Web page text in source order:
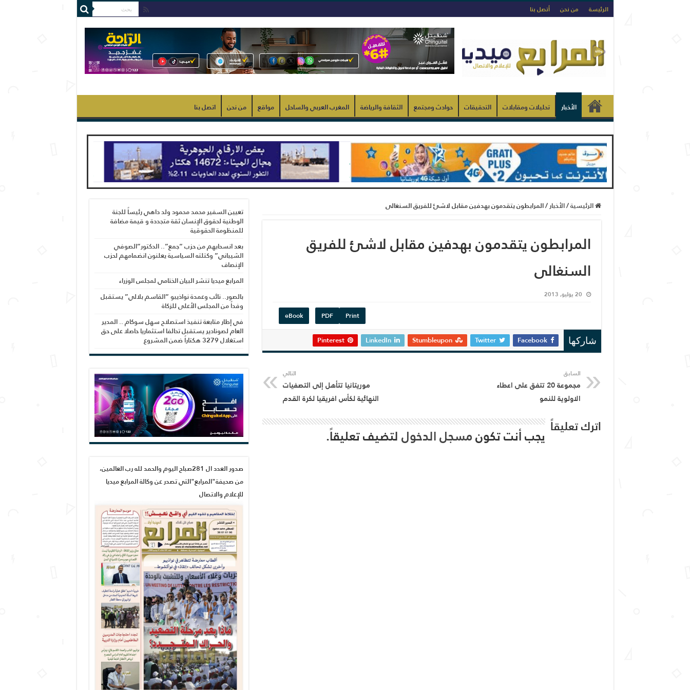
الرئيسة من نحن أتصل بنا
الأخبار تحليلات ومقابلات التحقيقات حوادث ومجتمع الثقافة والرياضة المغرب العربي والساحل مواقع من نحن اتصل بنا
الرئيسية/الأخبار/المرابطون يتقدمون بهدفين مقابل لاشئ للفريق السنغالى
المرابطون يتقدمون بهدفين مقابل لاشئ للفريق
السنغالى
20 يوليو, 2013
Print
PDF
eBook
شاركها Facebook
Twitter
Stumbleupon
LinkedIn
Pinterest
السابق
مجموعة 20 تتفق على اعطاء
الاولوية للنمو
التالي
موريتانيا تتأهل إلى التصفيات
النهائية لكأس افريقيا لكرة القدم
اترك تعليقاً يجب أنت تكونمسجل الدخوللتضيف تعليقاً.
تعيين السفير محمد محمود ولد داهي رئيساً للجنة
الوطنية لحقوق الإنسان ثقة متجددة و قيمة مضافة
للمنظومة الحقوقية
بعد انسحابهم من حزب “جمع”.. الدكتور”الصوفي
الشيباني” وكتلته السياسية يعلنون انضمامهم لحزب
الإنصاف
المرابع ميديا تنشر البيان الختامي لمجلس الوزراء
بالصور.. نائب وعمدة نواذيبو “القاسم بلالي” يستقبل
وفداً من المجلس الأعلى للزكاة
في إطار متابعة تنفيذ استصلاح سهل سوكام .. المدير
العام لصونادير يستقبل تحالفا استثماريا حاصلا على حق
استغلال 3279 هكتاراً ضمن المشروع
صدور العدد ال 281صباح اليوم والحمد لله رب العالمين،
من صحيفة"المرابع"التي تصدر عن وكالة المرابع ميديا
للإعلام والاتصال